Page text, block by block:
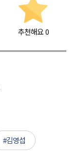
추천해요 0
#김영섭